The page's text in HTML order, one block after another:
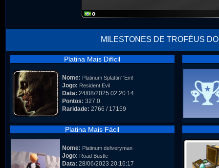
MILESTONES DE TROFÉUS
Platina Mais Difícil
Nome: Platinum Splattin' 'Em!
Jogo: Resident Evil
Data: 24/08/2025 02:20:14
Pontos: 327.0
Raridade: 2766 / 17159
Platina Mais Fácil
Nome: Platinum deliveryman
Jogo: Road Bustle
Data: 28/06/2023 20:16:17